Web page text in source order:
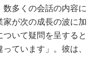
多くの会話の内容に
が次の成長の波に加
いて疑問を呈すると
ています」。彼は、